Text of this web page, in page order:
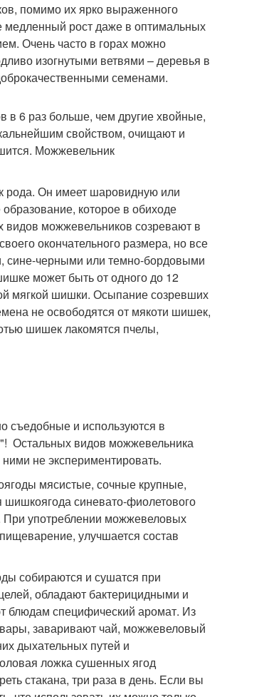
помимо их ярко выраженного
медленный рост даже в оптимальных
Очень часто в горах можно
изогнутыми ветвями – деревья в
семенами.
в 6 раз больше, чем другие хвойные,
свойством, очищают и
Можжевельник
рода. Он имеет шаровидную или
которое в обиходе
можжевельников созревают в
окончательного размера, но все
сине-черными или темно-бордовыми
может быть от одного до 12
мягкой шишки. Осыпание созревших
не освободятся от мякоти шишек,
шишек лакомятся пчелы,
съедобные и используются в
Остальных видов можжевельника
не экспериментировать.
мясистые, сочные крупные,
синевато-фиолетового
При употреблении можжевеловых
улучшается состав
собираются и сушатся при
обладают бактерицидными и
блюдам специфический аромат. Из
заваривают чай, можжевеловый
дыхательных путей и
ложка сушенных ягод
стакана, три раза в день. Если вы